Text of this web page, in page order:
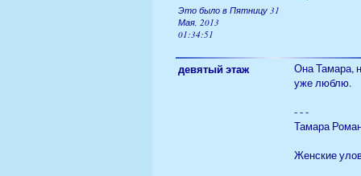
Это было в Пятницу 31
Мая, 2013
01:34:51
девятый этаж
Она Тамара,
уже люблю.
- - -
Тамара
Женские